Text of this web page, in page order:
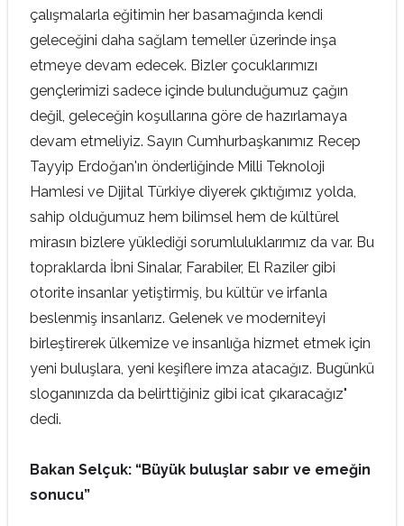
çalışmalarla eğitimin her basamağında kendi
geleceğini daha sağlam temeller üzerinde inşa
etmeye devam edecek. Bizler çocuklarımızı
gençlerimizi sadece içinde bulunduğumuz çağın
değil, geleceğin koşullarına göre de hazırlamaya
devam etmeliyiz. Sayın Cumhurbaşkanımız Recep
Tayyip Erdoğan'ın önderliğinde Milli Teknoloji
Hamlesi ve Dijital Türkiye diyerek çıktığımız yolda,
sahip olduğumuz hem bilimsel hem de kültürel
mirasın bizlere yüklediği sorumluluklarımız da var. Bu
topraklarda İbni Sinalar, Farabiler, El Raziler gibi
otorite insanlar yetiştirmiş, bu kültür ve irfanla
beslenmiş insanlarız. Gelenek ve moderniteyi
birleştirerek ülkemize ve insanlığa hizmet etmek için
yeni buluşlara, yeni keşiflere imza atacağız. Bugünkü
sloganınızda da belirttiğiniz gibi icat çıkaracağız"
dedi.
Bakan Selçuk: “Büyük buluşlar sabır ve emeğin
sonucu”